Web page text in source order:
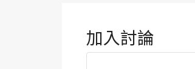
加入討論